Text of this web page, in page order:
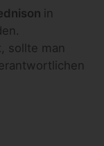
in
sollte man